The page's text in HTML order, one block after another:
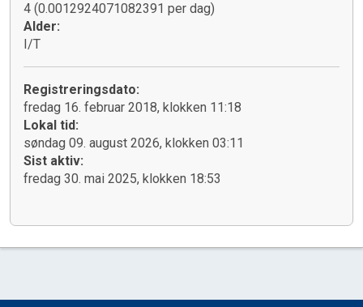
4 (0.0012924071082391 per dag)
Alder:
I/T
Registreringsdato:
fredag 16. februar 2018, klokken 11:18
Lokal tid:
søndag 09. august 2026, klokken 03:11
Sist aktiv:
fredag 30. mai 2025, klokken 18:53